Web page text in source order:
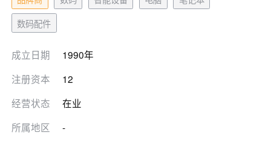
数码配件
成立日期
1990年
注册资本
12
经营状态
在业
所属地区
-